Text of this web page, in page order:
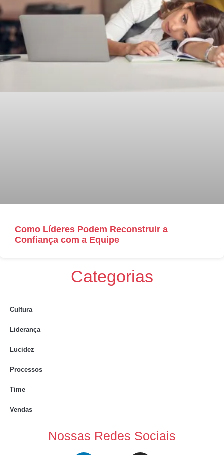
Como Líderes Podem Reconstruir a
Confiança com a Equipe
Categorias
Cultura
Liderança
Lucidez
Processos
Time
Vendas
Nossas Redes Sociais